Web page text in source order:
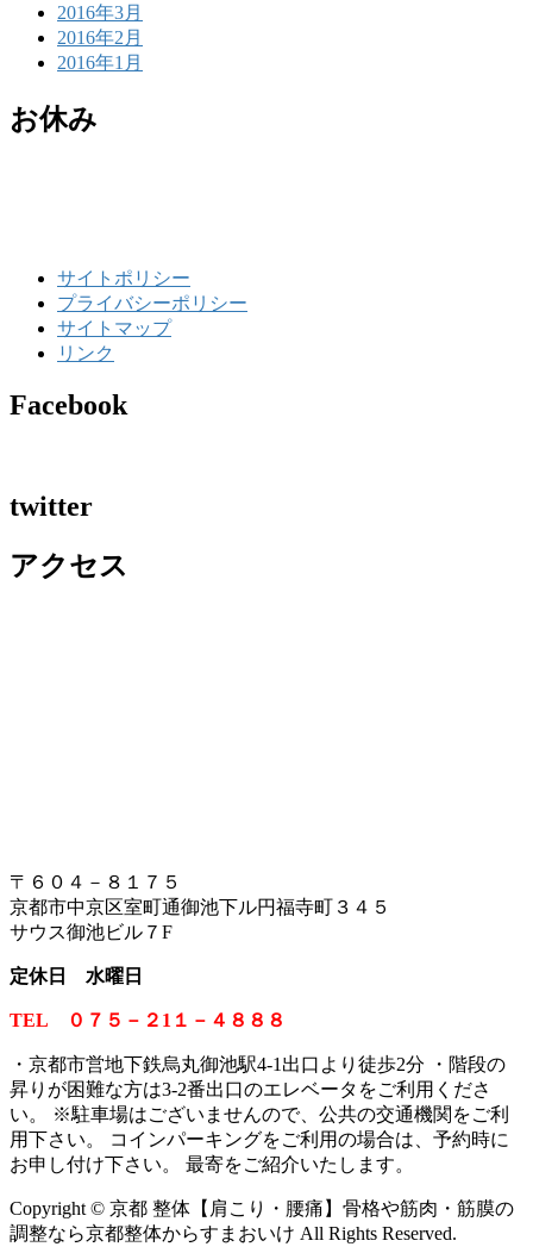
2016年3月
2016年2月
2016年1月
お休み
サイトポリシー
プライバシーポリシー
サイトマップ
リンク
Facebook
twitter
アクセス
〒６０４－８１７５
京都市中京区室町通御池下ル円福寺町３４５
サウス御池ビル７F
定休日 水曜日
TEL ０７５－２1１－４８８８
・京都市営地下鉄烏丸御池駅4-1出口より徒歩2分 ・階段の
昇りが困難な方は3-2番出口のエレベータをご利用くださ
い。
※駐車場はございませんので、公共の交通機関をご利
用下さい。 コインパーキングをご利用の場合は、予約時に
お申し付け下さい。 最寄をご紹介いたします。
Copyright © 京都 整体【肩こり・腰痛】骨格や筋肉・筋膜の
調整なら京都整体からすまおいけ All Rights Reserved.